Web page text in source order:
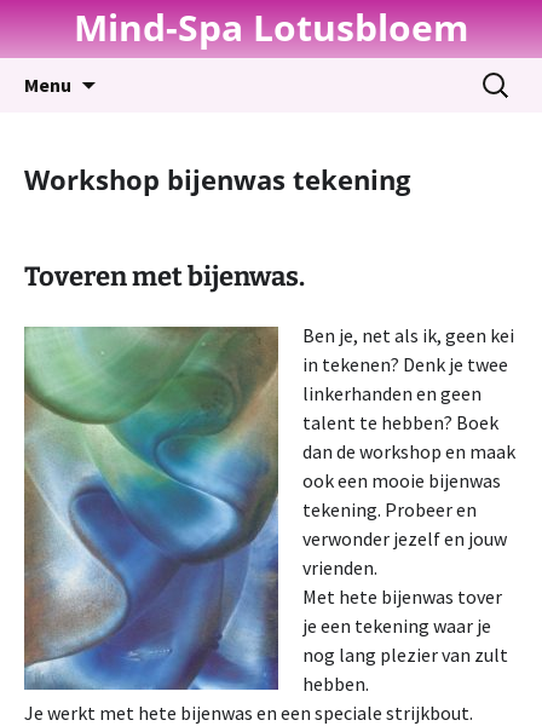
Mind-Spa Lotusbloem
Menu
Zoeken
naar:
Workshop bijenwas tekening
Toveren met bijenwas.
Ben je, net als ik, geen kei
in tekenen? Denk je twee
linkerhanden en geen
talent te hebben? Boek
dan de workshop en maak
ook een mooie bijenwas
tekening. Probeer en
verwonder jezelf en jouw
vrienden.
Met hete bijenwas tover
je een tekening waar je
nog lang plezier van zult
hebben.
Je werkt met hete bijenwas en een speciale strijkbout.